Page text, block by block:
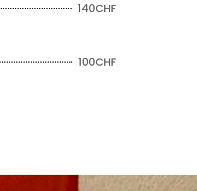
140CHF
100CHF